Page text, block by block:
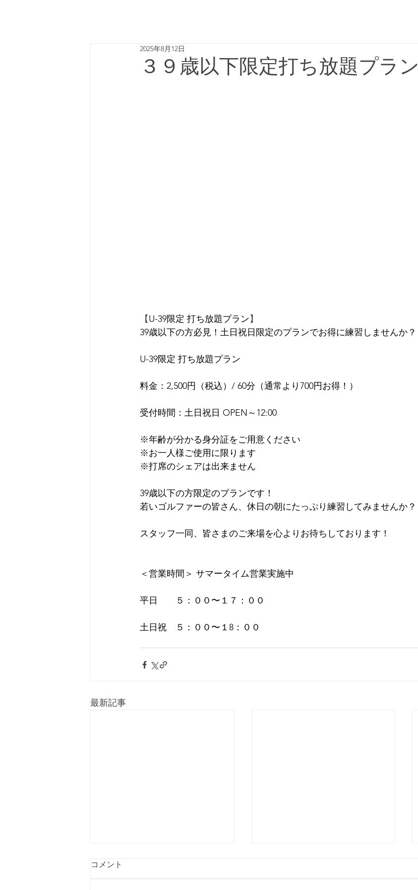
３９歳以下限定打ち放題プラン
2025年8月12日
【U-39限定 打ち放題プラン】
39歳以下の方必見！土日祝日限定のプランでお得に練習しませんか？
U-39限定 打ち放題プラン
料金：2,500円（税込）/ 60分（通常より700円お得！）
受付時間：土日祝日 OPEN～12:00
※年齢が分かる身分証をご用意ください
※お一人様ご使用に限ります
※打席のシェアは出来ません
39歳以下の方限定のプランです！
若いゴルファーの皆さん、休日の朝にたっぷり練習してみませんか？
スタッフ一同、皆さまのご来場を心よりお待ちしております！
＜営業時間＞ サマータイム営業実施中
平日　　５：００〜１７：００
土日祝　５：００〜１8：００
最新記事
コメント